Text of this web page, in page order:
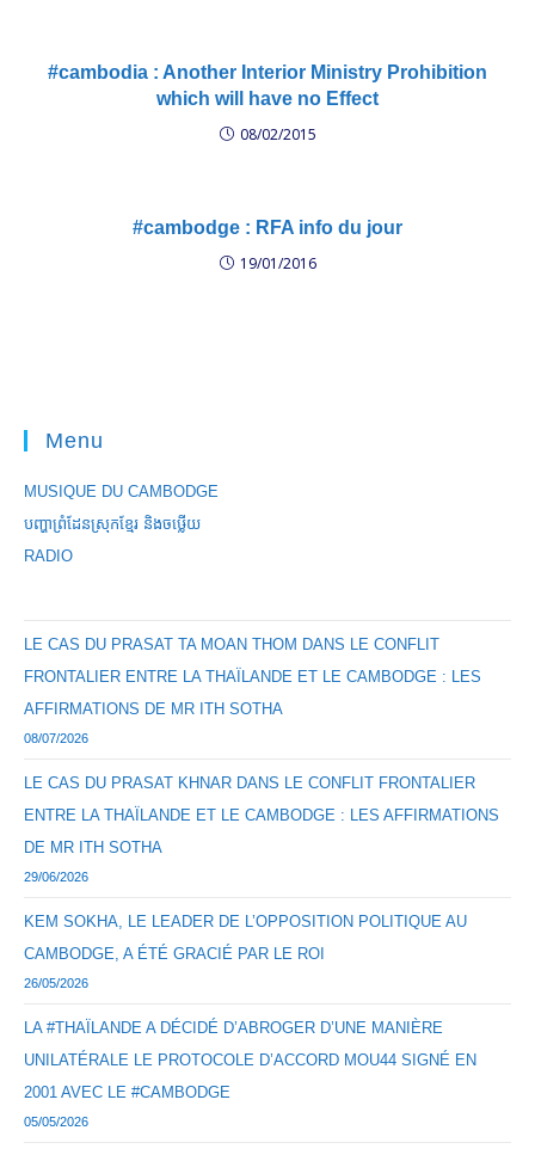
#cambodia : Another Interior Ministry Prohibition
which will have no Effect
08/02/2015
#cambodge : RFA info du jour
19/01/2016
Menu
MUSIQUE DU CAMBODGE
បញ្ហាព្រំដែនស្រុកខ្មែរ និងចឞ្លើយ
RADIO
LE CAS DU PRASAT TA MOAN THOM DANS LE CONFLIT
FRONTALIER ENTRE LA THAÏLANDE ET LE CAMBODGE : LES
AFFIRMATIONS DE MR ITH SOTHA
08/07/2026
LE CAS DU PRASAT KHNAR DANS LE CONFLIT FRONTALIER
ENTRE LA THAÏLANDE ET LE CAMBODGE : LES AFFIRMATIONS
DE MR ITH SOTHA
29/06/2026
KEM SOKHA, LE LEADER DE L’OPPOSITION POLITIQUE AU
CAMBODGE, A ÉTÉ GRACIÉ PAR LE ROI
26/05/2026
LA #THAÏLANDE A DÉCIDÉ D’ABROGER D’UNE MANIÈRE
UNILATÉRALE LE PROTOCOLE D’ACCORD MOU44 SIGNÉ EN
2001 AVEC LE #CAMBODGE
05/05/2026